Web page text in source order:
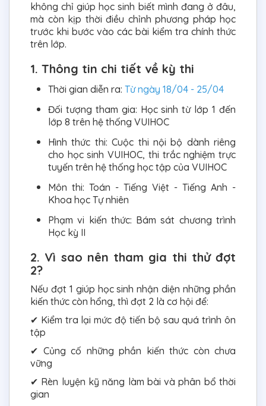
không chỉ giúp học sinh biết mình đang ở đâu,
mà còn kịp thời điều chỉnh phương pháp học
trước khi bước vào các bài kiểm tra chính thức
trên lớp.
1. Thông tin chi tiết về kỳ thi
Thời gian diễn ra: Từ ngày 18/04 - 25/04
Đối tượng tham gia: Học sinh từ lớp 1 đến
lớp 8 trên hệ thống VUIHOC
Hình thức thi: Cuộc thi nội bộ dành riêng
cho học sinh VUIHOC, thi trắc nghiệm trực
tuyến trên hệ thống học tập của VUIHOC
Môn thi: Toán - Tiếng Việt - Tiếng Anh -
Khoa học Tự nhiên
Phạm vi kiến thức: Bám sát chương trình
Học kỳ II
2. Vì sao nên tham gia thi thử đợt
2?
Nếu đợt 1 giúp học sinh nhận diện những phần
kiến thức còn hổng, thì đợt 2 là cơ hội để:
✔ Kiểm tra lại mức độ tiến bộ sau quá trình ôn
tập
✔ Củng cố những phần kiến thức còn chưa
vững
✔ Rèn luyện kỹ năng làm bài và phân bổ thời
gian